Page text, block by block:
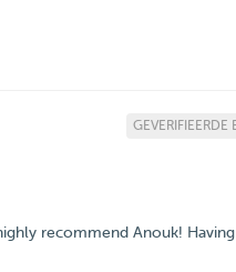
recommend Anouk!